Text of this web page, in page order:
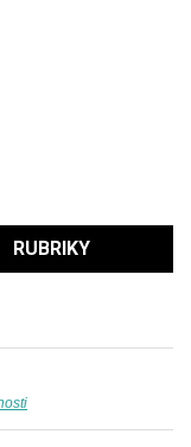
RUBRIKY